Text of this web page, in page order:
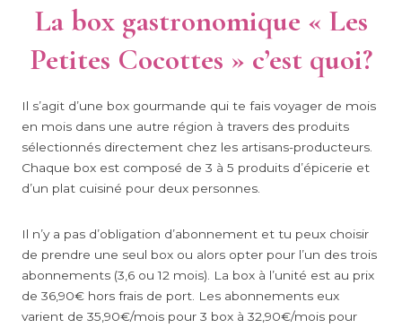
La box gastronomique « Les
Petites Cocottes » c’est quoi?
Il s’agit d’une box gourmande qui te fais voyager de mois
en mois dans une autre région à travers des produits
sélectionnés directement chez les artisans-producteurs.
Chaque box est composé de 3 à 5 produits d’épicerie et
d’un plat cuisiné pour deux personnes.
Il n’y a pas d’obligation d’abonnement et tu peux choisir
de prendre une seul box ou alors opter pour l’un des trois
abonnements (3,6 ou 12 mois). La box à l’unité est au prix
de 36,90€ hors frais de port. Les abonnements eux
varient de 35,90€/mois pour 3 box à 32,90€/mois pour